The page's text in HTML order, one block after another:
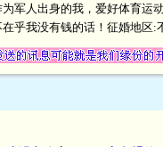
军人出身的我，爱好体育运
乎我没有钱的话！征婚地区: